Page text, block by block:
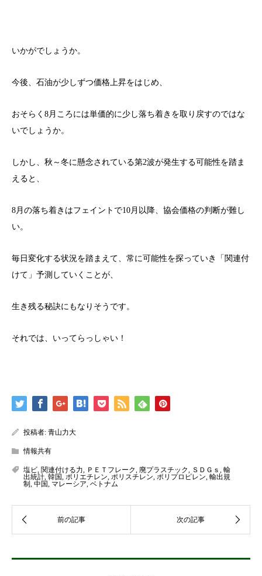
いかがでしょうか。
今後、石油が少しずつ価格上昇をはじめ、
おそらく8月ころには単価的に少し落ち着きを取り戻すのではな
いでしょうか。
しかし、秋～冬に懸念されている第2波が発生する可能性を踏ま
えると、
8月の落ち着きはフェイントで10月以降、協会価格の判断が難し
い。
毎日変化する状況を踏まえて、常に可能性を探っていき「関連付
けて」予測していくことが、
生き残る秘訣にもなりそうです。
それでは、いってらっしゃい！
投稿者: 青山力大
情報共有
塩ビ, 関連付ける力, ＰＥＴフレーク, 廃プラスチック, ＳＤＧｓ , 輸
出統計, 韓国, ポリエチレン, ポリスチレン, ポリプロピレン, 輸出規
制 , 中国, マレーシア, ベトナム